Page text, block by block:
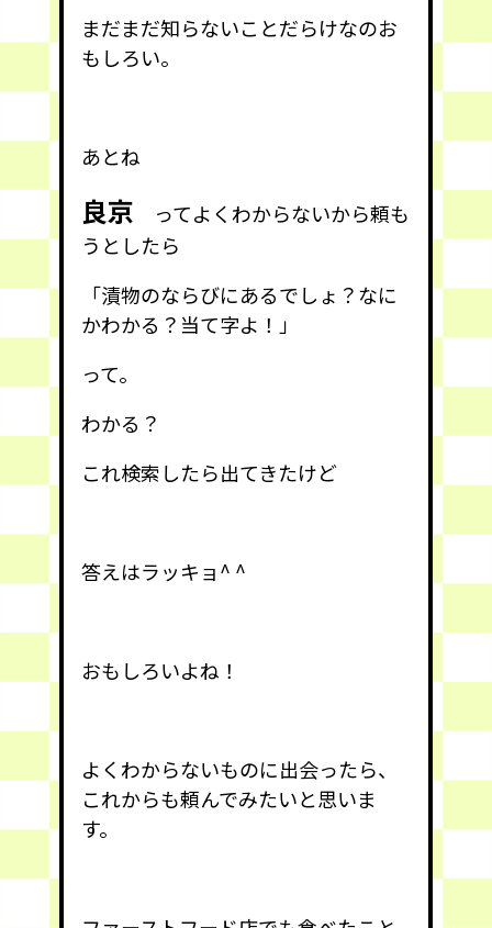
まだまだ知らないことだらけなのお
もしろい。
あとね
良京 ってよくわからないから頼も
うとしたら
「漬物のならびにあるでしょ？なに
かわかる？当て字よ！」
って。
わかる？
これ検索したら出てきたけど
答えはラッキョ^ ^
おもしろいよね！
よくわからないものに出会ったら、
これからも頼んでみたいと思いま
す。